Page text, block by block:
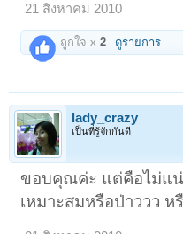
21 สิงหาคม 2010
ถูกใจ x2 ดูรายการ
lady_crazy
เป็นที่รู้จักกันดี
ขอบคุณค่ะ แต่คือไม่แน่
เหมาะสมหรือป่าววว ห